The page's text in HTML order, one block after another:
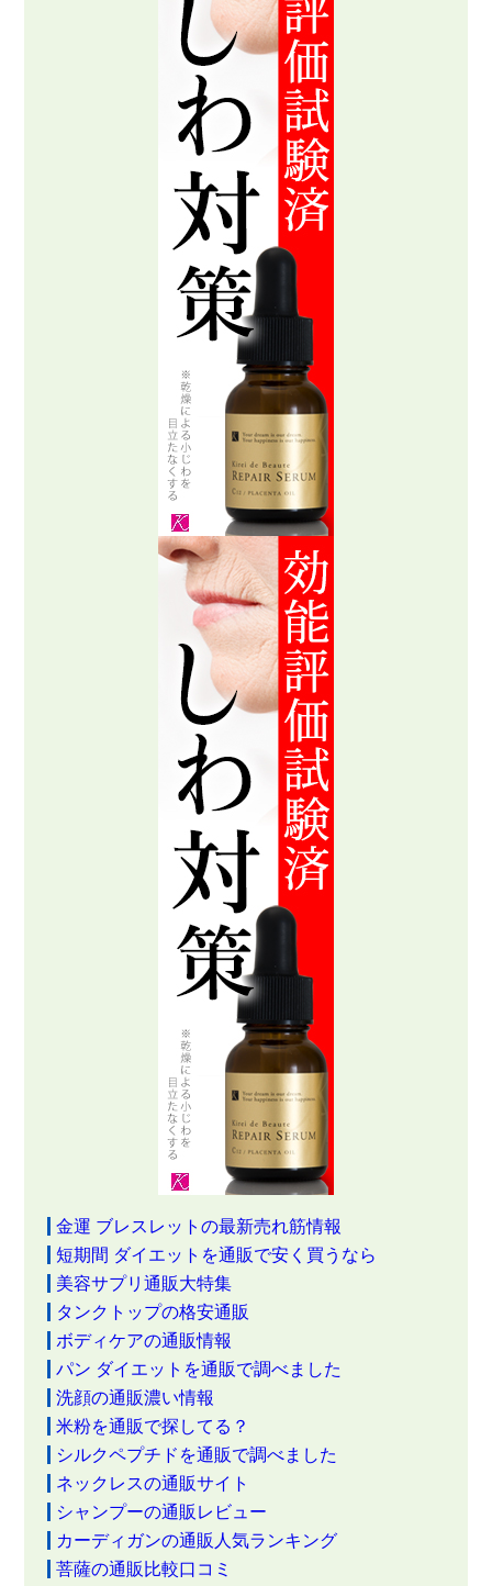
金運 ブレスレットの最新売れ筋情報
短期間 ダイエットを通販で安く買うなら
美容サプリ通販大特集
タンクトップの格安通販
ボディケアの通販情報
パン ダイエットを通販で調べました
洗顔の通販濃い情報
米粉を通販で探してる？
シルクペプチドを通販で調べました
ネックレスの通販サイト
シャンプーの通販レビュー
カーディガンの通販人気ランキング
菩薩の通販比較口コミ